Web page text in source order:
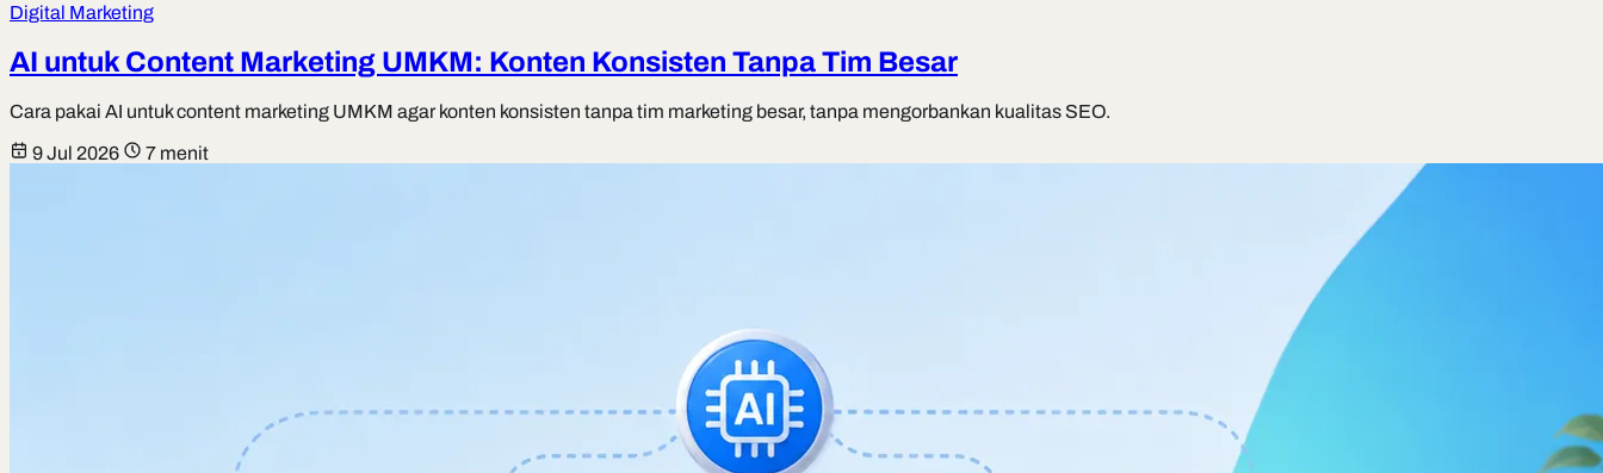
Digital Marketing
AI untuk Content Marketing UMKM: Konten Konsisten Tanpa Tim Besar
Cara pakai AI untuk content marketing UMKM agar konten konsisten tanpa tim marketing besar, tanpa mengorbankan kualitas SEO.
9 Jul 2026 7 menit